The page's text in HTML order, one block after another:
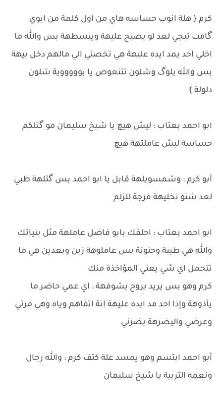
كرم { هلة انوب حساسه هاي من اول كلمة من ابوي
گامت تبجي لعد لو يصيح عليهة ويبسطهة بس والله ما
اخلي احد يمد ايده عليهة هي تخصني الي مالهم دخل بيهة
بس والله يلوگ وشلون تتنعوص يا بوووووية شلون
دلولة }
ابو احمد بعتاب : ليش هيچ يا شيخ سليمان مو گتلكم
حساسة ليش عاملتهة هيچ
أبو كرم : وشمسويلهة قابل يا ابو احمد بس گتلهة طبي
لعد شنو نخليهة فرجة للزلم
ابو احمد بعتاب : احلفك بابو فاضل عاملهة مثل بنياتك
والله هي طيبة وحنونة بس عاملوهة زين وبعدين هي ما
تتحمل اي شي يعني المؤاخذة منك
كرم وهو بس يريد يروح يشوفهة : اي عمي حاضر ما
يأذوهة وإذا احد مد ايده عليهة انة اتفاهم وياه وهي مرتي
وعرضي واليضرهة يضرني
أبو احمد ابتسم وهو يمسد علة كتف كرم : والله رجال
ونعمه التربية يا شيخ سليمان